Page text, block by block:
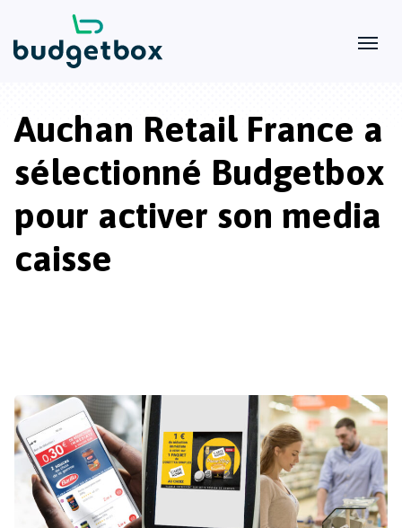
Auchan Retail France a
sélectionné Budgetbox
pour activer son media
caisse